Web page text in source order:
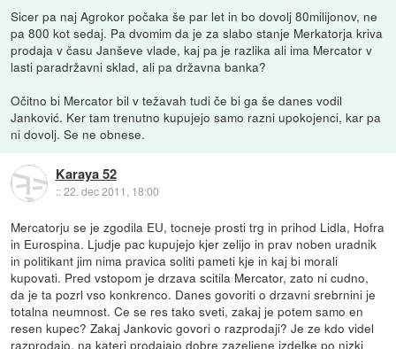
Sicer pa naj Agrokor počaka še par let in bo dovolj 80milijonov, ne
pa 800 kot sedaj. Pa dvomim da je za slabo stanje Merkatorja kriva
prodaja v času Janševe vlade, kaj pa je razlika ali ima Mercator v
lasti paradržavni sklad, ali pa državna banka?
Očitno bi Mercator bil v težavah tudi če bi ga še danes vodil
Janković. Ker tam trenutno kupujejo samo razni upokojenci, kar pa
ni dovolj. Se ne obnese.
Karaya 52
::22. dec 2011, 18:00
Mercatorju se je zgodila EU, tocneje prosti trg in prihod Lidla, Hofra
in Eurospina. Ljudje pac kupujejo kjer zelijo in prav noben uradnik
in politikant jim nima pravica soliti pameti kje in kaj bi morali
kupovati. Pred vstopom je drzava scitila Mercator, zato ni cudno,
da je ta pozrl vso konkrenco. Danes govoriti o drzavni srebrnini je
totalna neumnost. Ce se res tako sveti, zakaj je potem samo en
resen kupec? Zakaj Jankovic govori o razprodaji? Je ze kdo videl
razprodajo, na kateri prodajajo dobre zazeljene izdelke po nizki